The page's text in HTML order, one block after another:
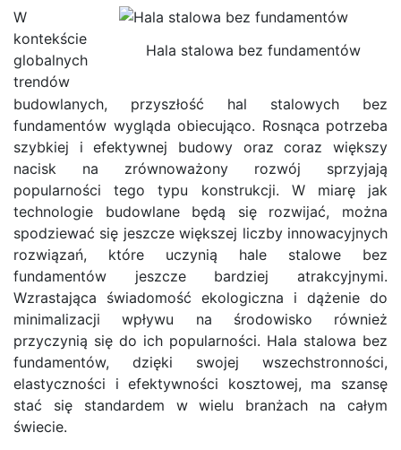
Hala stalowa bez fundamentów
W
kontekście
globalnych
trendów
budowlanych, przyszłość hal stalowych bez
fundamentów wygląda obiecująco. Rosnąca potrzeba
szybkiej i efektywnej budowy oraz coraz większy
nacisk na zrównoważony rozwój sprzyjają
popularności tego typu konstrukcji. W miarę jak
technologie budowlane będą się rozwijać, można
spodziewać się jeszcze większej liczby innowacyjnych
rozwiązań, które uczynią hale stalowe bez
fundamentów jeszcze bardziej atrakcyjnymi.
Wzrastająca świadomość ekologiczna i dążenie do
minimalizacji wpływu na środowisko również
przyczynią się do ich popularności. Hala stalowa bez
fundamentów, dzięki swojej wszechstronności,
elastyczności i efektywności kosztowej, ma szansę
stać się standardem w wielu branżach na całym
świecie.